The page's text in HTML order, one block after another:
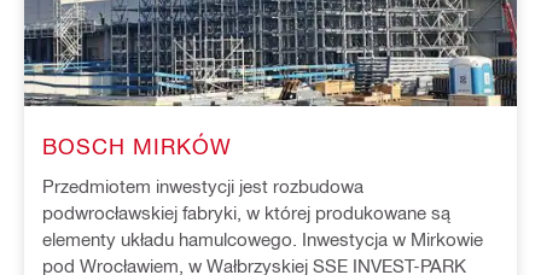
BOSCH MIRKÓW
Przedmiotem inwestycji jest rozbudowa
podwrocławskiej fabryki, w której produkowane są
elementy układu hamulcowego. Inwestycja w Mirkowie
pod Wrocławiem, w Wałbrzyskiej SSE INVEST-PARK